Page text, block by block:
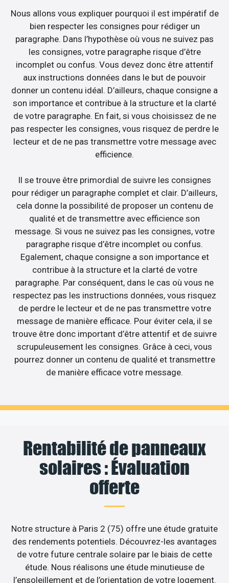
Nous allons vous expliquer pourquoi il est impératif de
bien respecter les consignes pour rédiger un
paragraphe. Dans l’hypothèse où vous ne suivez pas
les consignes, votre paragraphe risque d’être
incomplet ou confus. Vous devez donc être attentif
aux instructions données dans le but de pouvoir
donner un contenu idéal. D’ailleurs, chaque consigne a
son importance et contribue à la structure et la clarté
de votre paragraphe. En fait, si vous choisissez de ne
pas respecter les consignes, vous risquez de perdre le
lecteur et de ne pas transmettre votre message avec
efficience.
Il se trouve être primordial de suivre les consignes
pour rédiger un paragraphe complet et clair. D’ailleurs,
cela donne la possibilité de proposer un contenu de
qualité et de transmettre avec efficience son
message. Si vous ne suivez pas les consignes, votre
paragraphe risque d’être incomplet ou confus.
Egalement, chaque consigne a son importance et
contribue à la structure et la clarté de votre
paragraphe. Par conséquent, dans le cas où vous ne
respectez pas les instructions données, vous risquez
de perdre le lecteur et de ne pas transmettre votre
message de manière efficace. Pour éviter cela, il se
trouve être donc important d’être attentif et de suivre
scrupuleusement les consignes. Grâce à ceci, vous
pourrez donner un contenu de qualité et transmettre
de manière efficace votre message.
Rentabilité de panneaux
solaires : Évaluation
offerte
Notre structure à Paris 2 (75) offre une étude gratuite
des rendements potentiels. Découvrez-les avantages
de votre future centrale solaire par le biais de cette
étude. Nous réalisons une étude minutieuse de
l’ensoleillement et de l’orientation de votre logement.